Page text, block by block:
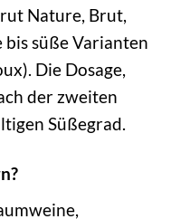
Nature, Brut,
süße Varianten
Die Dosage,
der zweiten
Süßegrad.